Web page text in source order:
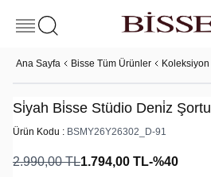
Ana Sayfa Bisse Tüm Ürünler Koleksiyon
Si̇yah Bi̇sse Stüdio Deni̇z Şortu
Ürün Kodu : BSMY26Y26302_D-91
2.990,00TL1.794,00 TL-%40